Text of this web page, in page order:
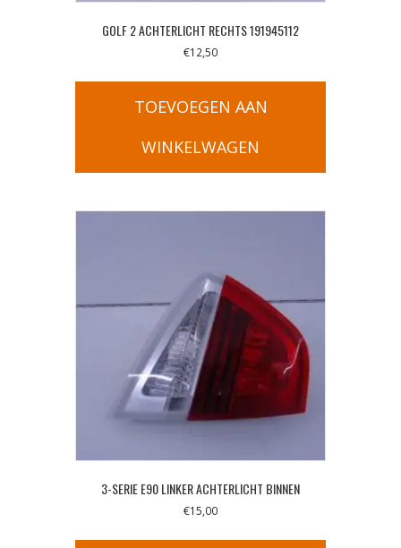
GOLF 2 ACHTERLICHT RECHTS 191945112
€12,50
TOEVOEGEN AAN
WINKELWAGEN
3-SERIE E90 LINKER ACHTERLICHT BINNEN
€15,00